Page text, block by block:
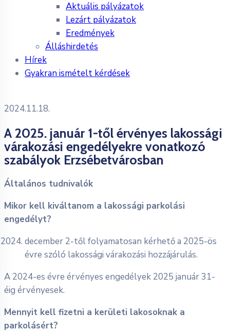
Aktuális pályázatok
Lezárt pályázatok
Eredmények
Álláshirdetés
Hírek
Gyakran ismételt kérdések
2024.11.18.
A 2025. január 1-től érvényes lakossági
várakozási engedélyekre vonatkozó
szabályok Erzsébetvárosban
Általános tudnivalók
Mikor kell kiváltanom a lakossági parkolási
engedélyt?
december 2-től folyamatosan kérhető a 2025-ös
évre szóló lakossági várakozási hozzájárulás.
A 2024-es évre érvényes engedélyek 2025 január 31-
éig érvényesek.
Mennyit kell fizetni a kerületi lakosoknak a
parkolásért?